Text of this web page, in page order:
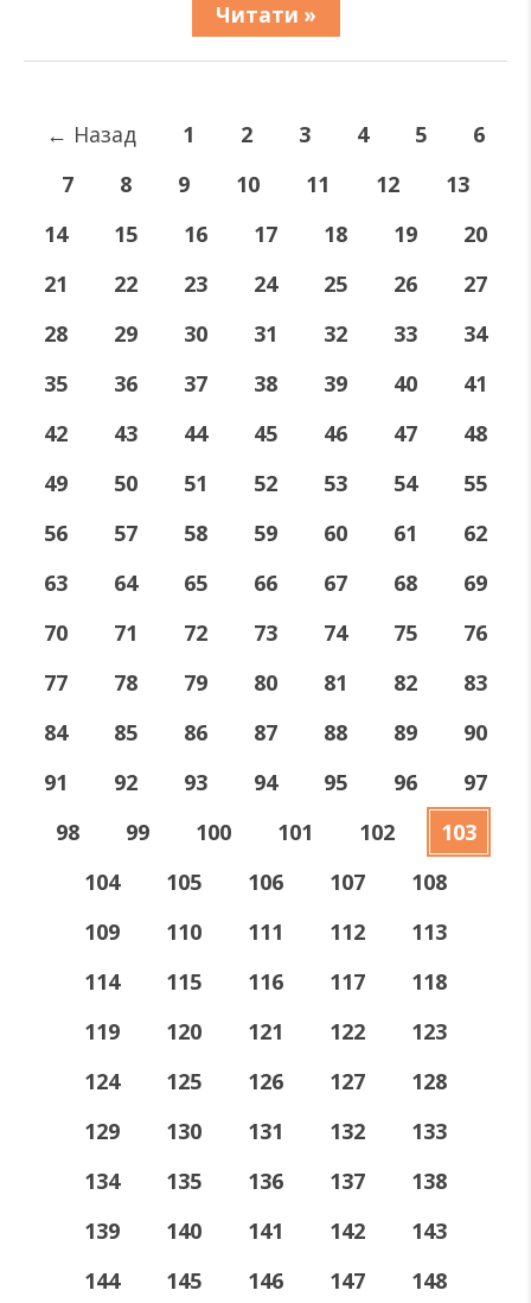
Читати »
← Назад 1 2 3 4 5
6
7
8 9 10 11 12
13
14
15 16 17 18 19
20
21
22 23 24 25 26
27
28
29 30 31 32 33
34
35
36 37 38 39 40
41
42
43 44 45 46 47
48
49
50 51 52 53 54
55
56
57 58 59 60 61
62
63
64 65 66 67 68
69
70
71 72 73 74 75
76
77
78 79 80 81 82
83
84
85 86 87 88 89
90
91
92 93 94 95 96
97
98
99 100 101 102
103
104
105 106 107
108
109
110 111 112
113
114
115 116 117
118
119
120 121 122
123
124
125 126 127
128
129
130 131 132
133
134
135 136 137
138
139
140 141 142
143
144
145 146 147 148